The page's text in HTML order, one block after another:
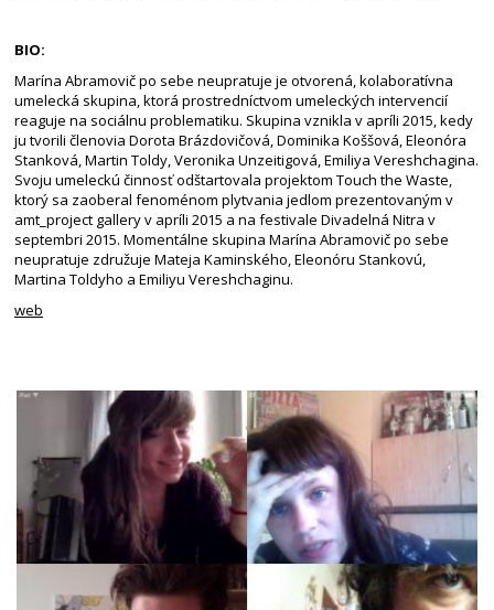
BIO:
Marína Abramovič po sebe neupratuje je otvorená, kolaboratívna
umelecká skupina, ktorá prostredníctvom umeleckých intervencií
reaguje na sociálnu problematiku. Skupina vznikla v apríli 2015, kedy
ju tvorili členovia Dorota Brázdovičová, Dominika Koššová, Eleonóra
Stanková, Martin Toldy, Veronika Unzeitigová, Emiliya Vereshchagina.
Svoju umeleckú činnosť odštartovala projektom Touch the Waste,
ktorý sa zaoberal fenoménom plytvania jedlom prezentovaným v
amt_project gallery v apríli 2015 a na festivale Divadelná Nitra v
septembri 2015. Momentálne skupina Marína Abramovič po sebe
neupratuje združuje Mateja Kaminského, Eleonóru Stankovú,
Martina Toldyho a Emiliyu Vereshchaginu.
web